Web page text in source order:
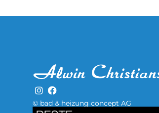
© bad & heizung concept AG
Bild